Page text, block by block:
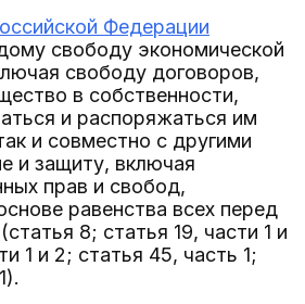
Федерации
свободу экономической
свободу договоров,
в собственности,
и распоряжаться им
и совместно с другими
и защиту, включая
прав и свобод,
равенства всех перед
8; статья 19, части 1 и
1 и 2; статья 45, часть 1;